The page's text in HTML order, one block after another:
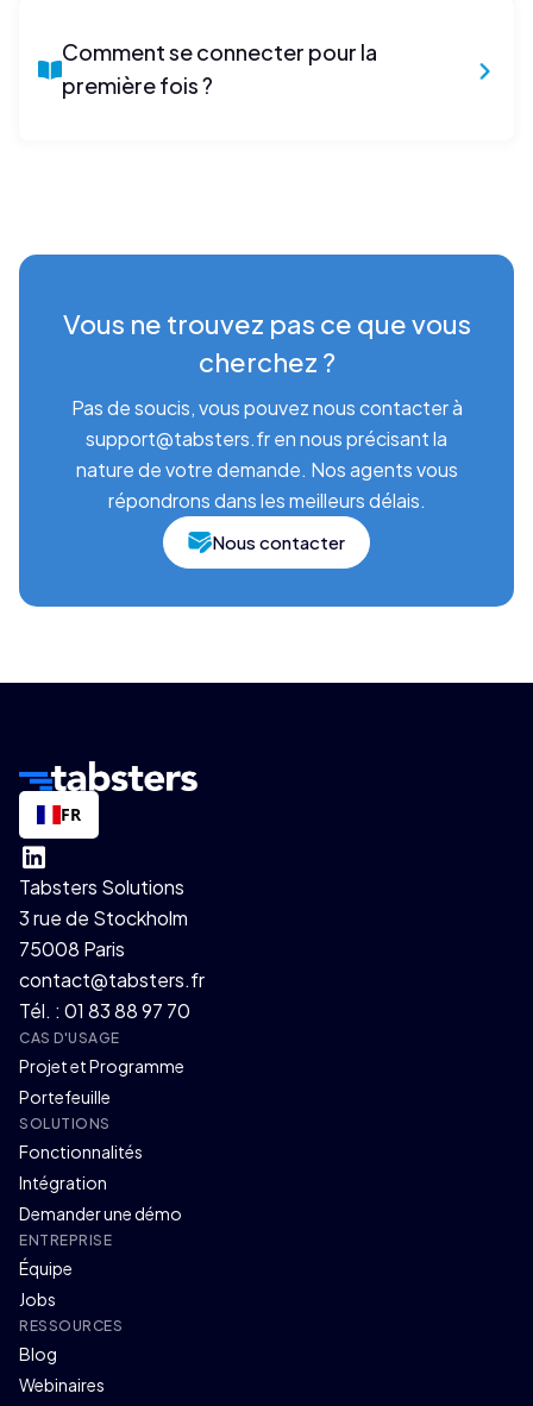
Comment se connecter pour la
première fois ?
Vous ne trouvez pas ce que vous
cherchez ?
Pas de soucis, vous pouvez nous contacter à
support@tabsters.fr en nous précisant la
nature de votre demande. Nos agents vous
répondrons dans les meilleurs délais.
Nous contacter
FR
Tabsters Solutions
3 rue de Stockholm
75008 Paris
contact@tabsters.fr
Tél. : 01 83 88 97 70
CAS D'USAGE
Projet et Programme
Portefeuille
SOLUTIONS
Fonctionnalités
Intégration
Demander une démo
ENTREPRISE
Équipe
Jobs
RESSOURCES
Blog
Webinaires